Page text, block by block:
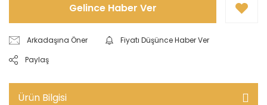
Gelince Haber Ver
Arkadaşına Öner
Fiyatı Düşünce Haber Ver
Paylaş
Ürün Bilgisi